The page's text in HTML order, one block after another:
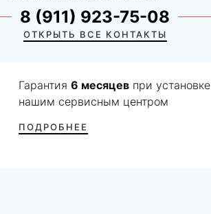
8 (911) 923-75-08
ОТКРЫТЬ ВСЕ КОНТАКТЫ
Гарантия6 месяцев при установке
нашим сервисным центром
ПОДРОБНЕЕ